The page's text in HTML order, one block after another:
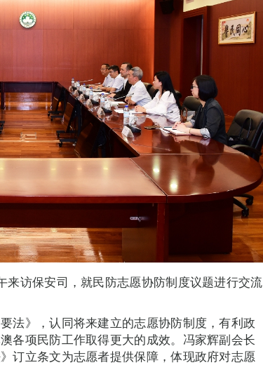
访保安司，就民防志愿协防制度议题进行交流
法》，认同将来建立的志愿协防制度，有利政
各项民防工作取得更大的成效。冯家辉副会长
订立条文为志愿者提供保障，体现政府对志愿